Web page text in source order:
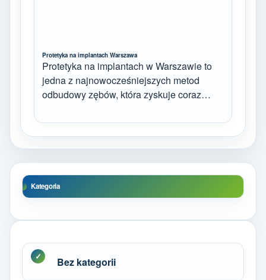
Protetyka na implantach Warszawa
Protetyka na implantach w Warszawie to
jedna z najnowocześniejszych metod
odbudowy zębów, która zyskuje coraz…
Kategoria
Bez kategorii